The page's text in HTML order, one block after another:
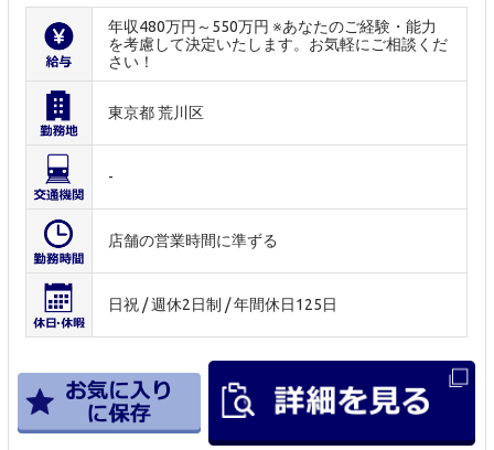
年収480万円～550万円 ※あなたのご経験・能力
を考慮して決定いたします。お気軽にご相談くだ
さい！
東京都 荒川区
-
店舗の営業時間に準ずる
日祝 / 週休2日制 / 年間休日125日